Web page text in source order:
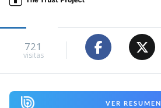
721
visitas
VER RESUMEN